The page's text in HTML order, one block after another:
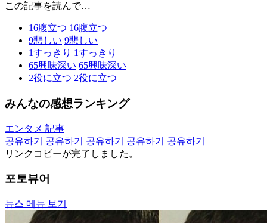
この記事を読んで…
16腹立つ 16腹立つ
9悲しい 9悲しい
1すっきり 1すっきり
65興味深い 65興味深い
2役に立つ 2役に立つ
みんなの感想ランキング
エンタメ 記事
공유하기
공유하기 공유하기 공유하기
공유하기
リンクコピーが完了しました。
포토뷰어
뉴스 메뉴 보기